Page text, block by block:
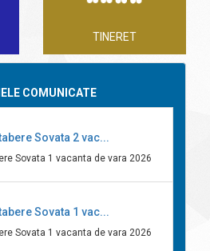
TINERET
COMUNICATE
Sovata 2 vac...
Sovata 1 vacanta de vara 2026
Sovata 1 vac...
Sovata 1 vacanta de vara 2026